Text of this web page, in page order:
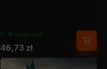
W magazynie
46,73 zł